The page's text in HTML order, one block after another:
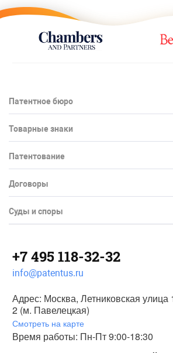
Патентное бюро
Товарные знаки
Патентование
Договоры
Суды и споры
+7 495 118-32-32
info@patentus.ru
Адрес: Москва, Летниковская улица
2 (м. Павелецкая)
Смотреть на карте
Время работы: Пн-Пт 9:00-18:30